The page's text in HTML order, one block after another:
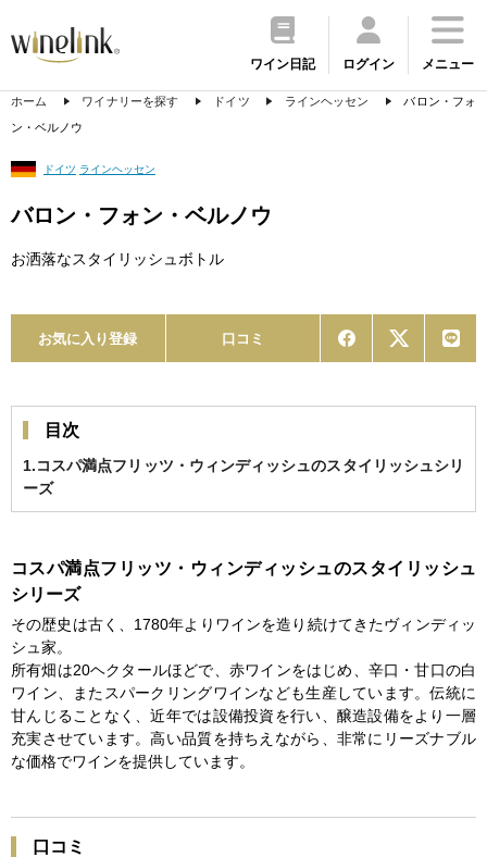
ワイン日記 ログイン メニュー
ホーム ワイナリーを探す ドイツ ラインヘッセン
バロン・フォ
ン・ベルノウ
ドイツ ラインヘッセン
バロン・フォン・ベルノウ
お洒落なスタイリッシュボトル
お気に入り登録 口コミ
目次
1.コスパ満点フリッツ・ウィンディッシュのスタイリッシュシリ
ーズ
コスパ満点フリッツ・ウィンディッシュのスタイリッシュ
シリーズ
その歴史は古く、1780年よりワインを造り続けてきたヴィンディッ
シュ家。
所有畑は20ヘクタールほどで、赤ワインをはじめ、辛口・甘口の白
ワイン、またスパークリングワインなども生産しています。伝統に
甘んじることなく、近年では設備投資を行い、醸造設備をより一層
充実させています。高い品質を持ちえながら、非常にリーズナブル
な価格でワインを提供しています。
口コミ